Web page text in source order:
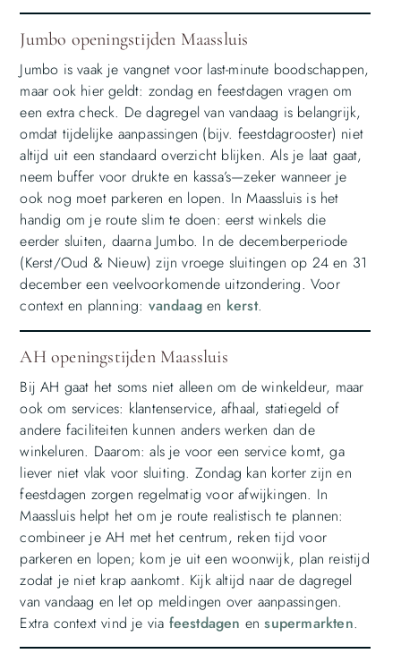
Jumbo openingstijden Maassluis
Jumbo is vaak je vangnet voor last-minute boodschappen,
maar ook hier geldt: zondag en feestdagen vragen om
een extra check. De dagregel van vandaag is belangrijk,
omdat tijdelijke aanpassingen (bijv. feestdagrooster) niet
altijd uit een standaard overzicht blijken. Als je laat gaat,
neem buffer voor drukte en kassa’s—zeker wanneer je
ook nog moet parkeren en lopen. In Maassluis is het
handig om je route slim te doen: eerst winkels die
eerder sluiten, daarna Jumbo. In de decemberperiode
(Kerst/Oud & Nieuw) zijn vroege sluitingen op 24 en 31
december een veelvoorkomende uitzondering. Voor
context en planning: vandaag en kerst.
AH openingstijden Maassluis
Bij AH gaat het soms niet alleen om de winkeldeur, maar
ook om services: klantenservice, afhaal, statiegeld of
andere faciliteiten kunnen anders werken dan de
winkeluren. Daarom: als je voor een service komt, ga
liever niet vlak voor sluiting. Zondag kan korter zijn en
feestdagen zorgen regelmatig voor afwijkingen. In
Maassluis helpt het om je route realistisch te plannen:
combineer je AH met het centrum, reken tijd voor
parkeren en lopen; kom je uit een woonwijk, plan reistijd
zodat je niet krap aankomt. Kijk altijd naar de dagregel
van vandaag en let op meldingen over aanpassingen.
Extra context vind je via feestdagen ensupermarkten.